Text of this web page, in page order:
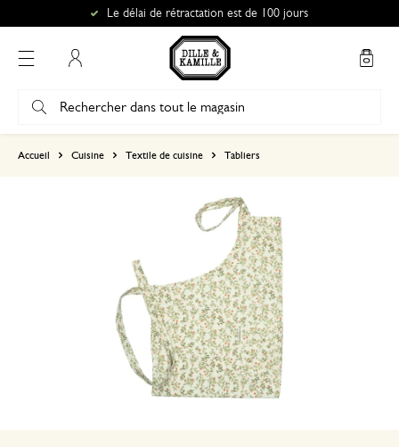
Le délai de rétractation est de 100 jours
Accueil Cuisine Textile de cuisine Tabliers